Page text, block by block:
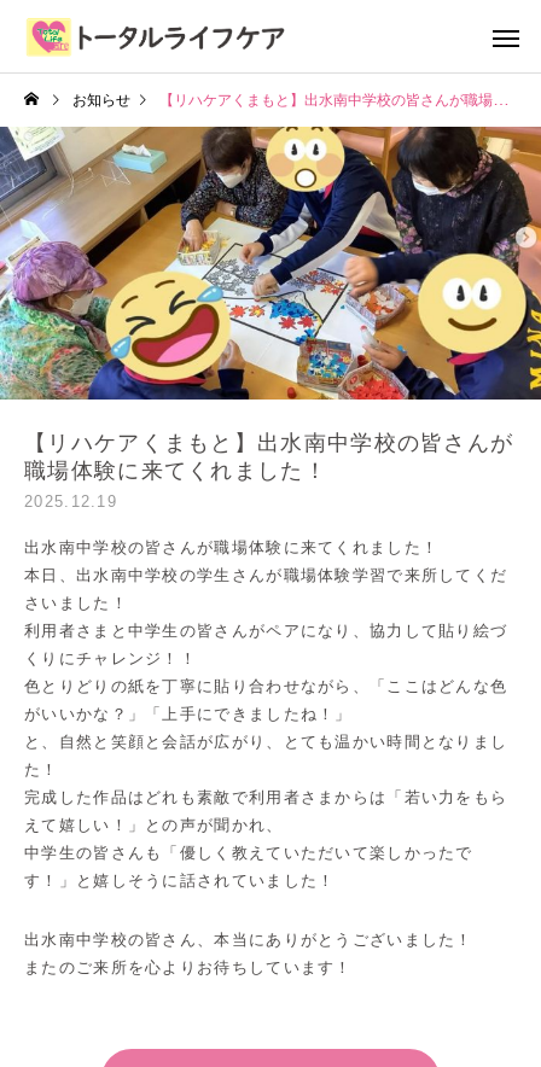
お知らせ 【リハケアくまもと】出水南中学校の皆さんが職場体験に来てくれました！
【リハケアくまもと】出水南中学校の皆さんが
職場体験に来てくれました！
2025.12.19
出水南中学校の皆さんが職場体験に来てくれました！
本日、出水南中学校の学生さんが職場体験学習で来所してくだ
さいました！
利用者さまと中学生の皆さんがペアになり、協力して貼り絵づ
くりにチャレンジ！！
色とりどりの紙を丁寧に貼り合わせながら、「ここはどんな色
がいいかな？」「上手にできましたね！」
と、自然と笑顔と会話が広がり、とても温かい時間となりまし
た！
完成した作品はどれも素敵で利用者さまからは「若い力をもら
えて嬉しい！」との声が聞かれ、
中学生の皆さんも「優しく教えていただいて楽しかったで
す！」と嬉しそうに話されていました！
出水南中学校の皆さん、本当にありがとうございました！
またのご来所を心よりお待ちしています！